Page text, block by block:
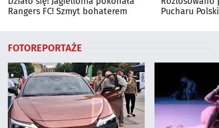
Rangers FC! Szmyt bohaterem
Pucharu Polski
FOTOREPORTAŻE